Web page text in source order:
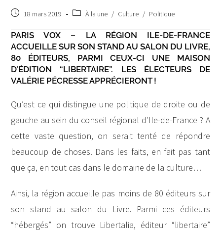
Post18 mars 2019
PostÀ la une / Culture / Politique
PARIS VOX – LA RÉGION ILE-DE-FRANCE
ACCUEILLE SUR SON STAND AU SALON DU LIVRE,
80 ÉDITEURS, PARMI CEUX-CI UNE MAISON
D’ÉDITION “LIBERTAIRE”. LES ÉLECTEURS DE
VALÉRIE PÉCRESSE APPRÉCIERONT !
Qu’est ce qui distingue une politique de droite ou de
gauche au sein du conseil régional d’Ile-de-France ? A
cette vaste question, on serait tenté de répondre
beaucoup de choses. Dans les faits, en fait pas tant
que ça, en tout cas dans le domaine de la culture…
Ainsi, la région accueille pas moins de 80 éditeurs sur
son stand au salon du Livre. Parmi ces éditeurs
“hébergés” on trouve Libertalia, éditeur “libertaire”